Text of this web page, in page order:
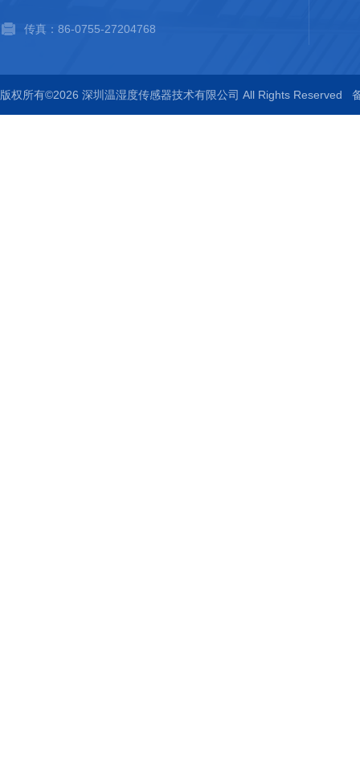
传真：86-0755-27204768
版权所有©2026 深圳温湿度传感器技术有限公司 All Rights Reserved